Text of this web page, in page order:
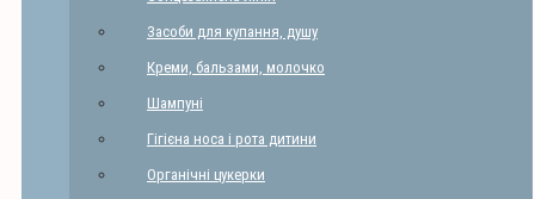
Засоби для купання, душу
Креми, бальзами, молочко
Шампуні
Гігієна носа і рота дитини
Органічні цукерки